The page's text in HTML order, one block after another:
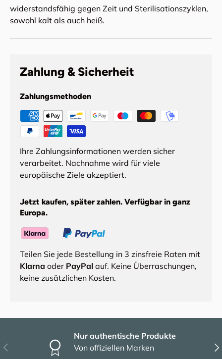
widerstandsfähig gegen Zeit und Sterilisationszyklen,
sowohl kalt als auch heiß.
Zahlung & Sicherheit
Zahlungsmethoden
Ihre Zahlungsinformationen werden sicher
verarbeitet. Nachnahme wird für viele
europäische Ziele akzeptiert.
Jetzt kaufen, später zahlen. Verfügbar in ganz
Europa.
Teilen Sie jede Bestellung in 3 zinsfreie Raten mit
Klarna oder PayPal auf. Keine Überraschungen,
keine zusätzlichen Kosten.
Vorherige
Nur authentische Produkte
Von offiziellen Marken